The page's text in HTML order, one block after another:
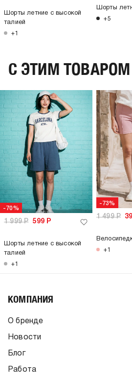
Шорты летние с высокой
талией
+1
Шорты
+5
C ЭТИМ
-70%
1 999Р 599 Р
Шорты летние с высокой
талией
+1
-73%
1 499Р
+1
КОМПАНИЯ
О бренде
Новости
Блог
Работа